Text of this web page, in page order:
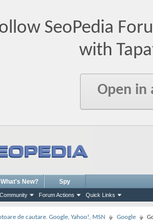
SeoPedia
with
Open in
Community Forum Actions Quick Links
What's New? Spy
de cautare. Google, Yahoo!, MSN Google